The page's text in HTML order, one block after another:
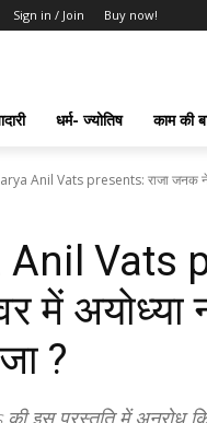
Sign in / Join Buy now!
धर्म- ज्योतिष काम की
Anil Vats presents: राजा जनक ने
Vats
में
?
इस प्रस्तुति में अनुरोध